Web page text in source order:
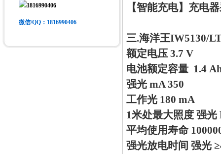
1816990406
微信/QQ：1816990406
【智能充电】充电
三.海洋王IW5130/
额定电压 3.7 V
电池额定容量 1.4
强光 mA 350
工作光 180 mA
1米处最大照度 强光
平均使用寿命
强光放电时间 强光